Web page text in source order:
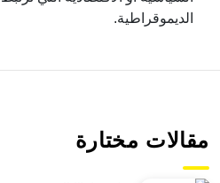
الديموقراطية.
مقالات مختارة